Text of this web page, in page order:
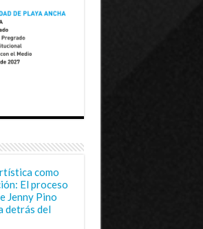
como
El proceso
Jenny Pino
detrás del